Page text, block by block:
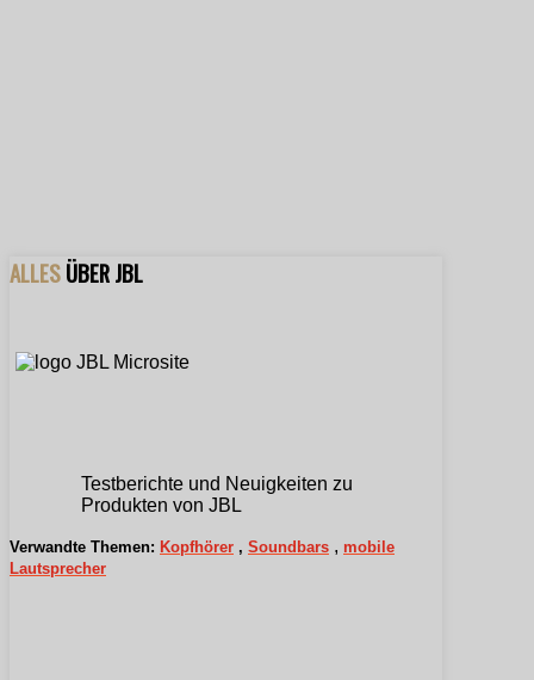
ALLESÜBER JBL
Testberichte und Neuigkeiten zu
Produkten von JBL
Verwandte Themen: Kopfhörer , Soundbars , mobile
Lautsprecher